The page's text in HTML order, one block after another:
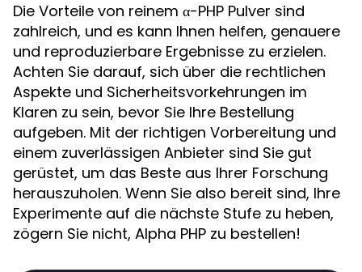
Die Vorteile von reinem α-PHP Pulver sind
zahlreich, und es kann Ihnen helfen, genauere
und reproduzierbare Ergebnisse zu erzielen.
Achten Sie darauf, sich über die rechtlichen
Aspekte und Sicherheitsvorkehrungen im
Klaren zu sein, bevor Sie Ihre Bestellung
aufgeben. Mit der richtigen Vorbereitung und
einem zuverlässigen Anbieter sind Sie gut
gerüstet, um das Beste aus Ihrer Forschung
herauszuholen. Wenn Sie also bereit sind, Ihre
Experimente auf die nächste Stufe zu heben,
zögern Sie nicht, Alpha PHP zu bestellen!